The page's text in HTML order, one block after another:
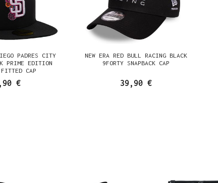
PADRES CITY
PRIME EDITION
CAP
€
NEW ERA RED BULL RACING BLACK
9FORTY SNAPBACK CAP
39,90 €